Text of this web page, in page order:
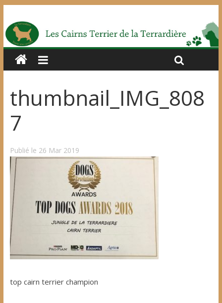
thumbnail_IMG_808
7
Publié le 26 Mar 2019
top cairn terrier champion